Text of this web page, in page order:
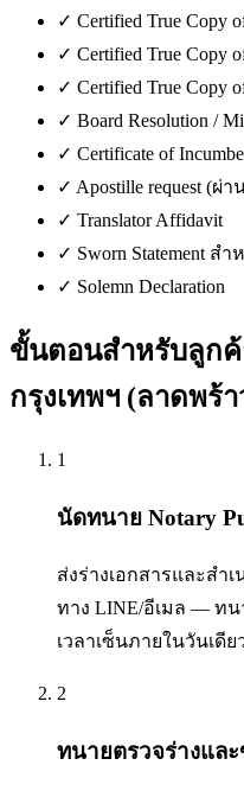
✓ Certified True Copy
✓ Certified True Copy
✓ Certified True Copy
✓ Board Resolution /
✓ Certificate of
✓ Apostille request (ผ่า
✓ Translator Affidavit
✓ Sworn Statement ส
✓ Solemn Declaration
ขั้นตอนสำหรับลูก
กรุงเทพฯ (ลาดพร้า
1
นัดทนาย Notary
ส่งร่างเอกสารและสำ
ทาง LINE/อีเมล — ท
เวลาเซ็นภายในวันเดี
2
ทนายตรวจร่างแล